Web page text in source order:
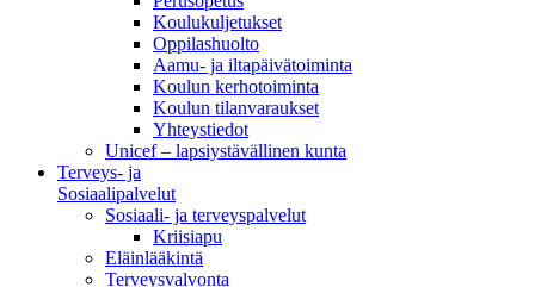
Koulukuljetukset
Oppilashuolto
Aamu- ja iltapäivätoiminta
Koulun kerhotoiminta
Koulun tilanvaraukset
Yhteystiedot
Unicef – lapsiystävällinen kunta
Terveys- ja
Sosiaalipalvelut
Sosiaali- ja terveyspalvelut
Kriisiapu
Eläinlääkintä
Terveysvalvonta